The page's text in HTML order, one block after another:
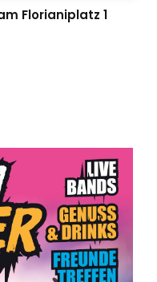
Florianiplatz 1